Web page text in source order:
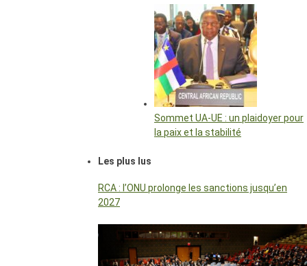
Sommet UA-UE : un plaidoyer pour
la paix et la stabilité
Les plus lus
RCA : l’ONU prolonge les sanctions jusqu’en
2027